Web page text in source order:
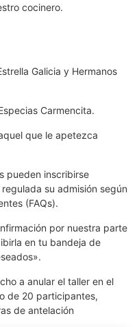
cocinero.
Galicia y Hermanos
Carmencita.
que le apetezca
pueden inscribirse
su admisión según
(FAQs).
por nuestra parte
en tu bandeja de
a anular el taller en el
de 20 participantes,
de antelación